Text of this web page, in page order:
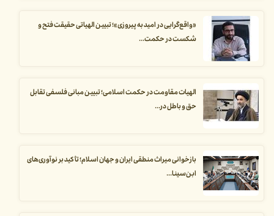
«واقع‌گرایی در امید به پیروزی»؛ تبیین الهیاتی حقیقت فتح و
شکست در حکمت...
الهیات مقاومت در حکمت اسلامی؛ تبیین مبانی فلسفی تقابل
حق و باطل در...
بازخوانی میراث منطقی ایران و جهان اسلام؛ تأکید بر نوآوری‌های
ابن‌سینا...